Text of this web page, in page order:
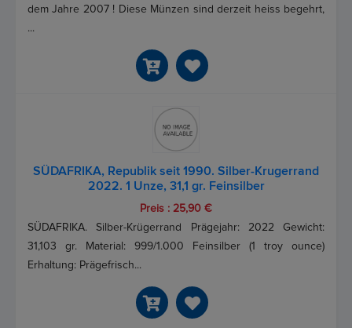
dem Jahre 2007 ! Diese Münzen sind derzeit heiss begehrt,
...
SÜDAFRIKA, Republik seit 1990. Silber-Krugerrand
2022. 1 Unze, 31,1 gr. Feinsilber
Preis : 25,90 €
SÜDAFRIKA. Silber-Krügerrand Prägejahr: 2022 Gewicht:
31,103 gr. Material: 999/1.000 Feinsilber (1 troy ounce)
Erhaltung: Prägefrisch...